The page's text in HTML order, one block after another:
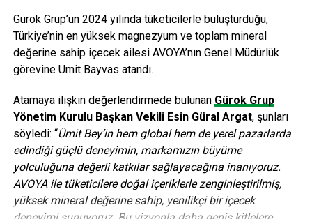
büyüme, sağlık ve kamu sektörlerinde görüldü. 2013
yılında kamu sektörü, telekomünikasyon ve finans
sektöründen sonra en çok koltuk büyüklüğü olan sektör.
Telekomünikasyon sektörü 2011 ve 2012 yıllarında BTK
yatırımları gerçekleştirerek büyümüştü ama 2013 yılında bu
sektördeki büyüme oranının azalması tüm sektöre etki
etti.” dedi.
10’dan fazla firma Anadolu’da yatırım yapmayı planlıyor
10’dan fazla firmanın Anadolu’da yeni çağrı merkezi
yatırımı yapmayı planladığını belirten Tarakçı, “Bu firmaların
yaklaşık yarısı dış kaynak firması. 2014 yılında planlanmış
Gürok Grup’un 2024 yılında tüketicilerle buluşturduğu,
Türkiye’nin en yüksek magnezyum ve toplam mineral
değerine sahip içecek ailesi AVOYA’nın Genel Müdürlük
görevine Ümit Bayvas atandı.
Atamaya ilişkin değerlendirmede bulunan Gürok Grup
Yönetim Kurulu Başkan Vekili Esin Güral Argat, şunları
söyledi: “Ümit Bey’in hem global hem de yerel pazarlarda
edindiği güçlü deneyimin, markamızın büyüme
yolculuğuna değerli katkılar sağlayacağına inanıyoruz.
AVOYA ile tüketicilere doğal içeriklerle zenginleştirilmiş,
yüksek mineral değerine sahip, yenilikçi bir içecek